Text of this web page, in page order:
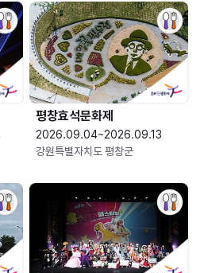
평창효석문화제
2026.09.04~2026.09.13
강원특별자치도 평창군